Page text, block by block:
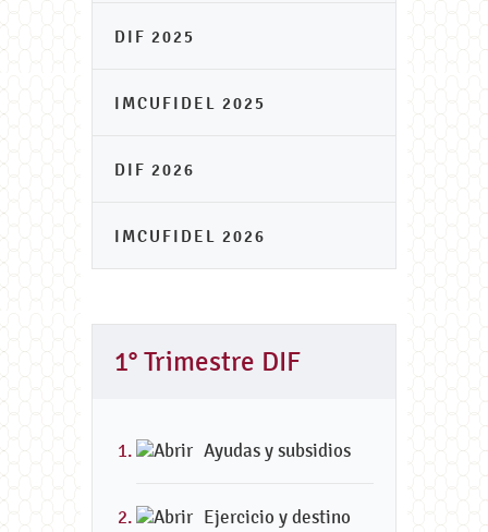
DIF 2025
IMCUFIDEL 2025
DIF 2026
IMCUFIDEL 2026
1° Trimestre DIF
Ayudas y subsidios
Ejercicio y destino